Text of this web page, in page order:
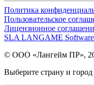
Политика
Пользовательское
Лицензионное
SLA LANGAME Software
© ООО «Лангейм ПР»,
Выберите страну и город